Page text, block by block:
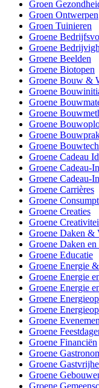
Groen
Groen Ontwerpen
Groen Tuinieren
Groene
Groene
Groene Beelden
Groene Biotopen
Groene Bouw &
Groene
Groene
Groene
Groene
Groene
Groene
Groene Cadeau
Groene Cadeau-
Groene Cadeau-
Groene Carrières
Groene
Groene Creaties
Groene
Groene Daken &
Groene Daken en
Groene Educatie
Groene Energie
Groene Energie
Groene Energie
Groene
Groene
Groene
Groene
Groene Financiën
Groene
Groene
Groene
Groene